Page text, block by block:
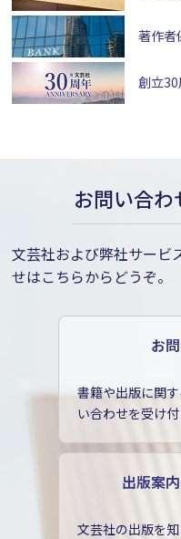
著作者
創立
お問い合
文芸社および弊社サービ
せはこちらからどうぞ。
お
書籍や出版に関
い合わせを受け付
出版案
文芸社の出版を